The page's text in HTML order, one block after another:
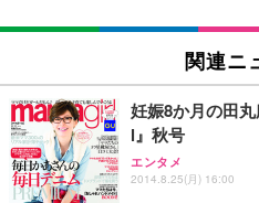
SIHOO B100 オフ
ュチェア 人間工学
￥27,999
ワーク チェア 強化
能 人間工学 椅子
EIZO ビジネス向
￥109,572
【純正品】27"ゲー
フック付き（CFI-
Amazonベーシッ
x2袋(84枚) ホワイ
￥3,234
ネオ・ルーライフ
り 単品
関連ニ
妊娠8か月の田
l』秋号
エンタメ
2014.8.25(月) 16:00